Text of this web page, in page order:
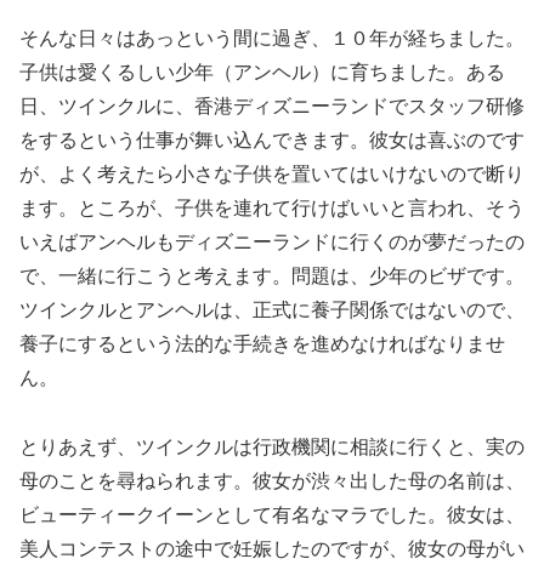
そんな日々はあっという間に過ぎ、１０年が経ちました。
子供は愛くるしい少年（アンヘル）に育ちました。ある
日、ツインクルに、香港ディズニーランドでスタッフ研修
をするという仕事が舞い込んできます。彼女は喜ぶのです
が、よく考えたら小さな子供を置いてはいけないので断り
ます。ところが、子供を連れて行けばいいと言われ、そう
いえばアンヘルもディズニーランドに行くのが夢だったの
で、一緒に行こうと考えます。問題は、少年のビザです。
ツインクルとアンヘルは、正式に養子関係ではないので、
養子にするという法的な手続きを進めなければなりませ
ん。
とりあえず、ツインクルは行政機関に相談に行くと、実の
母のことを尋ねられます。彼女が渋々出した母の名前は、
ビューティークイーンとして有名なマラでした。彼女は、
美人コンテストの途中で妊娠したのですが、彼女の母がい